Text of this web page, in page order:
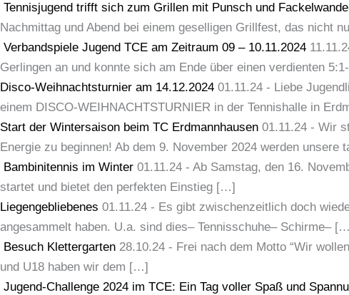
Tennisjugend trifft sich zum Grillen mit Punsch und
Nachmittag und Abend bei einem geselligen Grillfest, das nicht
Verbandspiele Jugend TCE am Zeitraum 09 – 10.11.2024
Gerlingen an und konnte sich am Ende über einen verdienten
Disco-Weihnachtsturnier am 14.12.2024 01.11.24 - Liebe
einem DISCO-WEIHNACHTSTURNIER in der Tennishalle in
Start der Wintersaison beim TC Erdmannhausen 01.11.24 - Wir
Energie zu beginnen! Ab dem 9. November 2024 werden
Bambinitennis im Winter 01.11.24 - Ab Samstag, den 16.
startet und bietet den perfekten Einstieg […]
Liegengebliebenes 01.11.24 - Es gibt zwischenzeitlich doch
angesammelt haben. U.a. sind dies– Tennisschuhe– Schirme–
Besuch Klettergarten 28.10.24 - Frei nach dem Motto “Wir
und U18 haben wir dem […]
Jugend-Challenge 2024 im TCE: Ein Tag voller Spaß und